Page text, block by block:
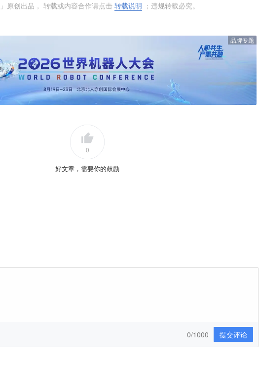
」原创出品， 转载或内容合作请点击 转载说明 ；违规转载必究。
品牌专题
0
好文章，需要你的鼓励
提交评论
0/1000